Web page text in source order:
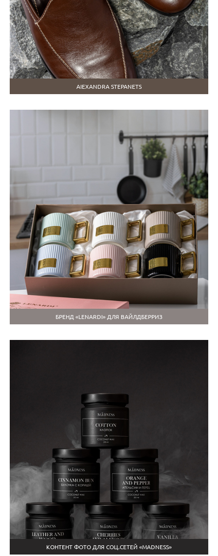
AIEXANDRA STEPANETS
БРЕНД «LENARDI» ДЛЯ ВАЙЛДБЕРРИЗ
КОНТЕНТ ФОТО ДЛЯ СОЦ.СЕТЕЙ «MADNESS»